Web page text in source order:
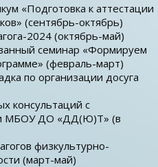
«Подготовка к аттестации
(сентябрь-октябрь)
2024 (октябрь-май)
семинар «Формируем
(февраль-март)
по организации досуга
консультаций с
МБОУ ДО «ДД(Ю)Т» (в
физкультурно-
(март-май)